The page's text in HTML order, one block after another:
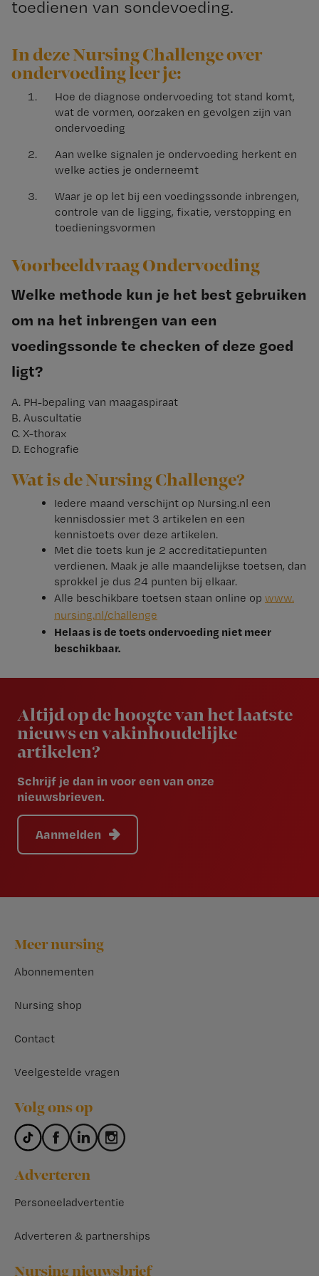
toedienen van sondevoeding.
In deze Nursing Challenge over
ondervoeding leer je:
Hoe de diagnose ondervoeding tot stand komt,
wat de vormen, oorzaken en gevolgen zijn van
ondervoeding
Aan welke signalen je ondervoeding herkent en
welke acties je onderneemt
Waar je op let bij een voedingssonde inbrengen,
controle van de ligging, fixatie, verstopping en
toedieningsvormen
Voorbeeldvraag Ondervoeding
Welke methode kun je het best gebruiken
om na het inbrengen van een
voedingssonde te checken of deze goed
ligt?
A. PH-bepaling van maagaspiraat
B. Auscultatie
C. X-thorax
D. Echografie
Wat is de Nursing Challenge?
Iedere maand verschijnt op Nursing.nl een
kennisdossier met 3 artikelen en een
kennistoets over deze artikelen.
Met die toets kun je 2 accreditatiepunten
verdienen. Maak je alle maandelijkse toetsen, dan
sprokkel je dus 24 punten bij elkaar.
Alle beschikbare toetsen staan online op www.​
nursing.​nl/​challenge
Helaas is de toets ondervoeding niet meer
beschikbaar.
Altijd op de hoogte van het laatste
nieuws en vakinhoudelijke
artikelen?
Schrijf je dan in voor een van onze
nieuwsbrieven.
Aanmelden
Footer
Meer nursing
Abonnementen
Nursing shop
Contact
Veelgestelde vragen
Volg ons op
Adverteren
Personeeladvertentie
Adverteren & partnerships
Nursing nieuwsbrief